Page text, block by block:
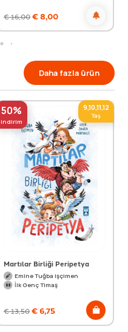
€16,00€8,00
Daha fazla ürün
50%
indirim
9,10,11,12
Yaş
Martılar Birliği Peripetya
Emine Tuğba Işçimen
İlk Genç Timaş
€13,50€6,75